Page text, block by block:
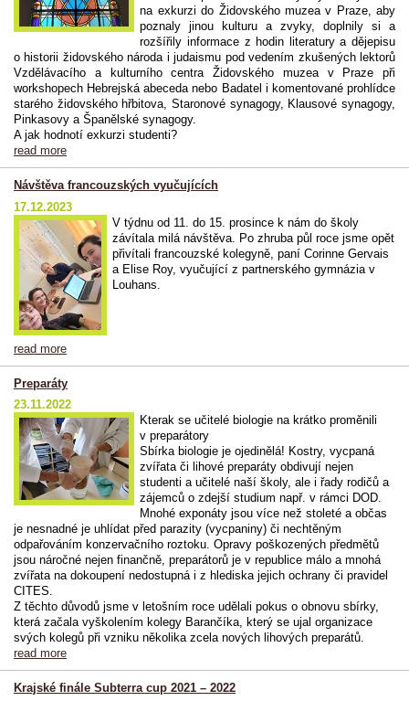
na exkurzi do Židovského muzea v Praze, aby
poznaly jinou kulturu a zvyky, doplnily si a
rozšířily informace z hodin literatury a dějepisu
o historii židovského národa i judaismu pod vedením zkušených lektorů
Vzdělávacího a kulturního centra Židovského muzea v Praze při
workshopech Hebrejská abeceda nebo Badatel i komentované prohlídce
starého židovského hřbitova, Staronové synagogy, Klausové synagogy,
Pinkasovy a Španělské synagogy.
A jak hodnotí exkurzi studenti?
read more
Návštěva francouzských vyučujících
17.12.2023
V týdnu od 11. do 15. prosince k nám do školy
závítala milá návštěva. Po zhruba půl roce jsme opět
přivítali francouzské kolegyně, paní Corinne Gervais
a Elise Roy, vyučující z partnerského gymnázia v
Louhans.
read more
Preparáty
23.11.2022
Kterak se učitelé biologie na krátko proměnili
v preparátory
Sbírka biologie je ojedinělá! Kostry, vycpaná
zvířata či lihové preparáty obdivují nejen
studenti a učitelé naší školy, ale i řady rodičů a
zájemců o zdejší studium např. v rámci DOD.
Mnohé exponáty jsou více než stoleté a občas
je nesnadné je uhlídat před parazity (vycpaniny) či nechtěným
odpařováním konzervačního roztoku. Opravy poškozených předmětů
jsou náročné nejen finančně, preparátorů je v republice málo a mnohá
zvířata na dokoupení nedostupná i z hlediska jejich ochrany či pravidel
CITES.
Z těchto důvodů jsme v letošním roce udělali pokus o obnovu sbírky,
která začala vyškolením kolegy Barančíka, který se ujal organizace
svých kolegů při vzniku několika zcela nových lihových preparátů.
read more
Krajské finále Subterra cup 2021 – 2022